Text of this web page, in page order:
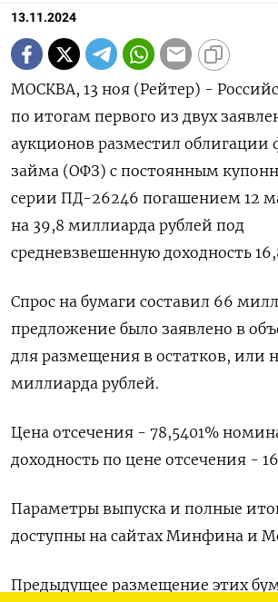
13.11.2024
МОСКВА, 13 ноя (Рейтер) -
по итогам первого из двух
аукционов разместил облигации
займа (ОФЗ) с постоянным
серии ПД-26246 погашением 12
на 39,8 миллиарда рублей под
средневзвешенную доходность
Спрос на бумаги составил 66
предложение было заявлено в
для размещения в остатков, или
миллиарда рублей.
Цена отсечения - 78,5401%
доходность по цене отсечения -
Параметры выпуска и полные
доступны на сайтах Минфина и
Предыдущее размещение этих